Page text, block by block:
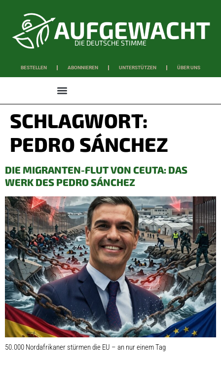
DIE DEUTSCHE STIMME
BESTELLEN ABONNIEREN UNTERSTÜTZEN ÜBER UNS
SCHLAGWORT:
PEDRO SÁNCHEZ
DIE MIGRANTEN-FLUT VON CEUTA: DAS
WERK DES PEDRO SÁNCHEZ
50.000 Nordafrikaner stürmen die EU – an nur einem Tag